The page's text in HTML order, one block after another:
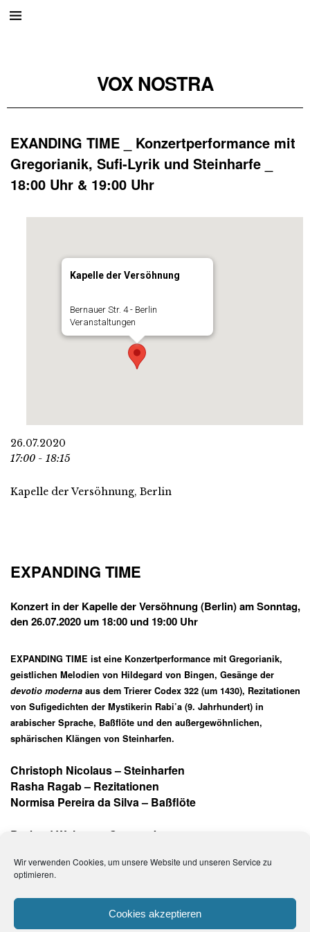
Wir verwenden Cookies, um unsere Website und unseren Service zu
optimieren.
Cookies akzeptieren
VOX NOSTRA
EXANDING TIME _ Konzertperformance mit
Gregorianik, Sufi-Lyrik und Steinharfe _
18:00 Uhr & 19:00 Uhr
Kapelle der Versöhnung
Bernauer Str. 4 - Berlin
Veranstaltungen
26.07.2020
17:00 - 18:15
Kapelle der Versöhnung, Berlin
EXPANDING TIME
Konzert in der Kapelle der Versöhnung (Berlin) am Sonntag,
den 26.07.2020 um 18:00 und 19:00 Uhr
EXPANDING TIME ist eine Konzertperformance mit Gregorianik,
geistlichen Melodien von Hildegard von Bingen, Gesänge der
devotio moderna aus dem Trierer Codex 322 (um 1430), Rezitationen
von Sufigedichten der Mystikerin Rabi’a (9. Jahrhundert) in
arabischer Sprache, Baßflöte und den außergewöhnlichen,
sphärischen Klängen von Steinharfen.
Christoph Nicolaus – Steinharfen
Rasha Ragab – Rezitationen
Normisa Pereira da Silva – Baßflöte
Burkard Wehner – Gesang ´
Impressum
Datenschutzbelehrung